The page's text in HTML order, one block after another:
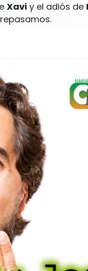
Xavi y el adiós de